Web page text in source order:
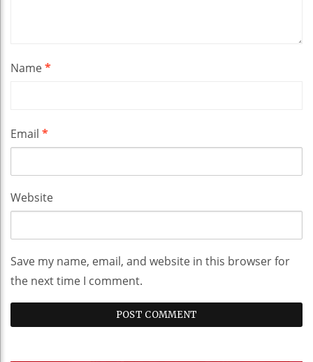
Name*
Email *
Website
Save my name, email, and website in this browser for
the next time I comment.